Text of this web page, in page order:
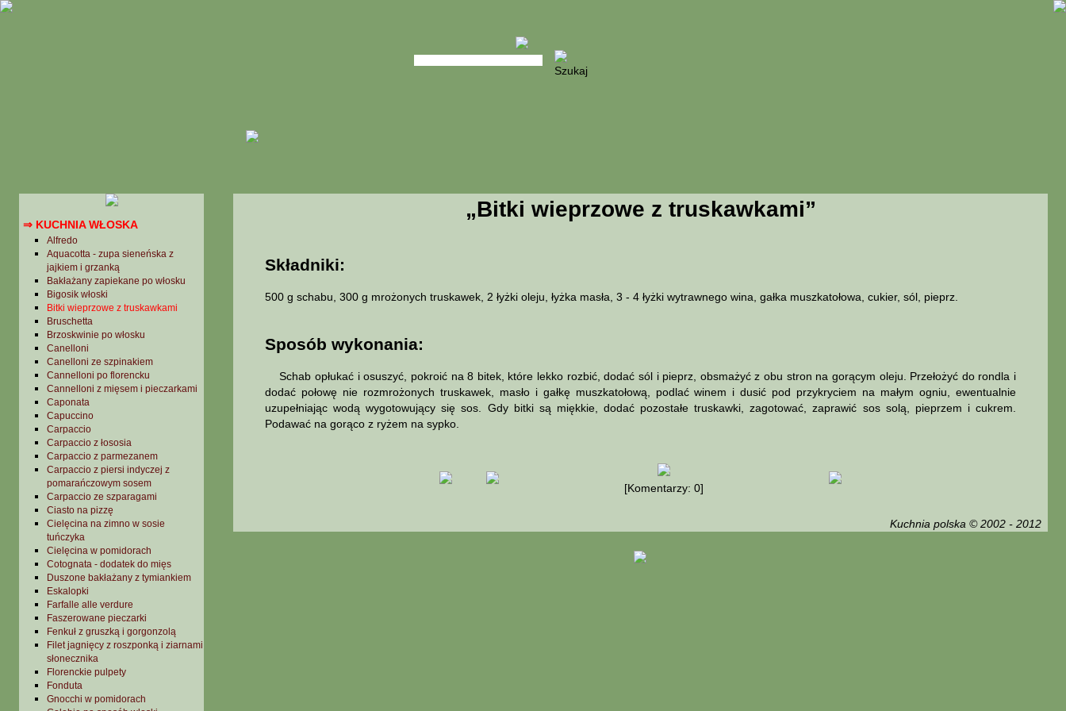
→ Kuchnia węgierska
→ Kuchnia wietnamska
⇒ KUCHNIA WŁOSKA
Alfredo
Aquacotta - zupa sieneńska z
jajkiem i grzanką
Bakłażany zapiekane po włosku
Bigosik włoski
Bitki wieprzowe z truskawkami
Bruschetta
Brzoskwinie po włosku
Canelloni
Canelloni ze szpinakiem
Cannelloni po florencku
Cannelloni z mięsem i pieczarkami
Caponata
Capuccino
Carpaccio
Carpaccio z łososia
Carpaccio z parmezanem
Carpaccio z piersi indyczej z
pomarańczowym sosem
Carpaccio ze szparagami
Ciasto na pizzę
Cielęcina na zimno w sosie
tuńczyka
Cielęcina w pomidorach
Cotognata - dodatek do mięs
Duszone bakłażany z tymiankiem
Eskalopki
Farfalle alle verdure
Faszerowane pieczarki
Fenkuł z gruszką i gorgonzolą
Filet jagnięcy z roszponką i ziarnami
słonecznika
Florenckie pulpety
Fonduta
Gnocchi w pomidorach
„Bitki wieprzowe z truskawkami”
Składniki:
500 g schabu, 300 g mrożonych truskawek, 2 łyżki oleju, łyżka masła, 3 - 4 łyżki wytrawnego wina, gałka muszkatołowa, cukier, sól, pieprz.
Sposób wykonania:
Schab opłukać i osuszyć, pokroić na 8 bitek, które lekko rozbić, dodać sól i pieprz, obsmażyć z obu stron na gorącym oleju. Przełożyć do rondla i
dodać połowę nie rozmrożonych truskawek, masło i gałkę muszkatołową, podlać winem i dusić pod przykryciem na małym ogniu, ewentualnie
uzupełniając wodą wygotowujący się sos. Gdy bitki są miękkie, dodać pozostałe truskawki, zagotować, zaprawić sos solą, pieprzem i cukrem.
Podawać na gorąco z ryżem na sypko.
[Komentarzy: 0]
Kuchnia polska © 2002 - 2012